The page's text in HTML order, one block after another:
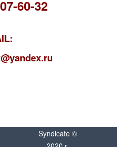
60-32
Syndicate ©